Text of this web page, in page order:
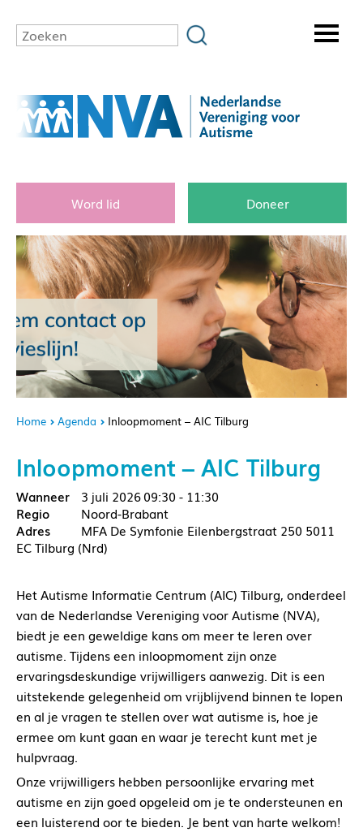
Word lid Doneer
Home Agenda Inloopmoment – AIC Tilburg
Inloopmoment – AIC Tilburg
3 juli 202609:30 - 11:30
Noord-Brabant
MFA De Symfonie Eilenbergstraat 250 5011
EC Tilburg (Nrd)
Het Autisme Informatie Centrum (AIC) Tilburg, onderdeel
van de Nederlandse Vereniging voor Autisme (NVA),
biedt je een geweldige kans om meer te leren over
autisme. Tijdens een inloopmoment zijn onze
ervaringsdeskundige vrijwilligers aanwezig. Dit is een
uitstekende gelegenheid om vrijblijvend binnen te lopen
en al je vragen te stellen over wat autisme is, hoe je
ermee om kunt gaan en waar je terecht kunt met je
hulpvraag.
Onze vrijwilligers hebben persoonlijke ervaring met
autisme en zijn goed opgeleid om je te ondersteunen en
een luisterend oor te bieden. Je bent van harte welkom!